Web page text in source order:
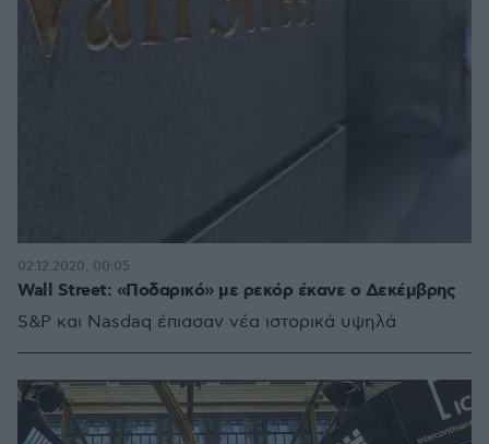
Wall Street: «Ποδαρικό» με ρεκόρ έκανε ο Δεκέμβρης
S&P και Nasdaq έπιασαν νέα ιστορικά υψηλά
02.12.2020, 00:05